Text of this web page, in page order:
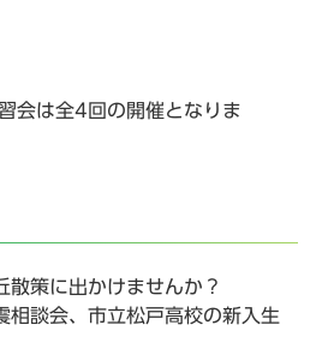
会は全4回の開催となりま
散策に出かけませんか？
相談会、市立松戸高校の新入生